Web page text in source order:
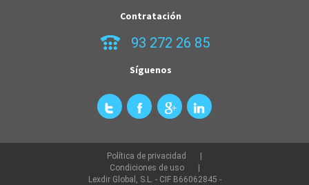
Contratación
93 272 26 85
Síguenos
Política de privacidad
Condiciones de uso
Lexdir Global, S.L. - CIF B66062845 -